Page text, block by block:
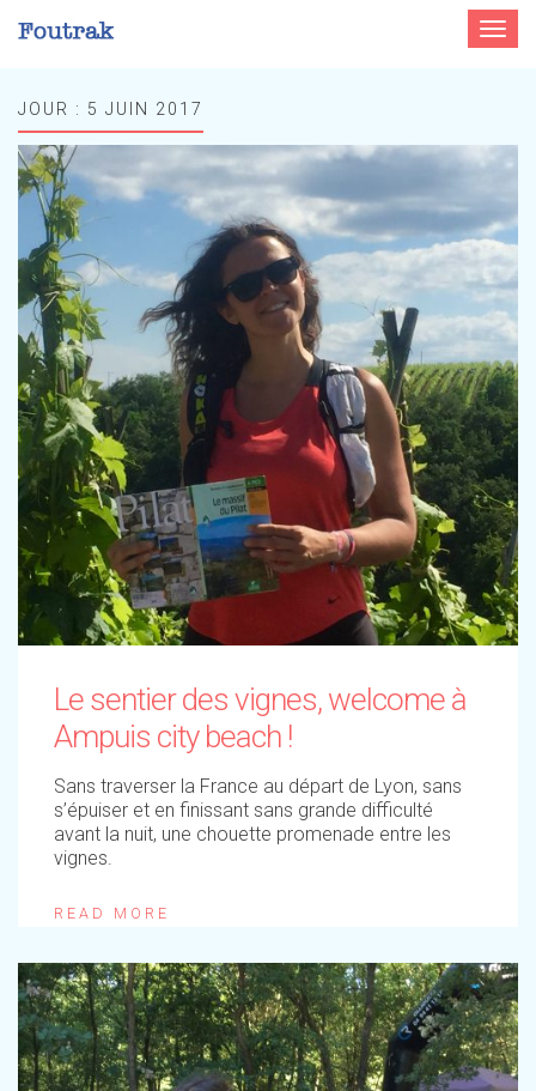
Toggle
JOUR : 5 JUIN 2017
Le sentier des vignes, welcome à
Ampuis city beach !
Sans traverser la France au départ de Lyon, sans
s’épuiser et en finissant sans grande difficulté
avant la nuit, une chouette promenade entre les
vignes.
READ MORE